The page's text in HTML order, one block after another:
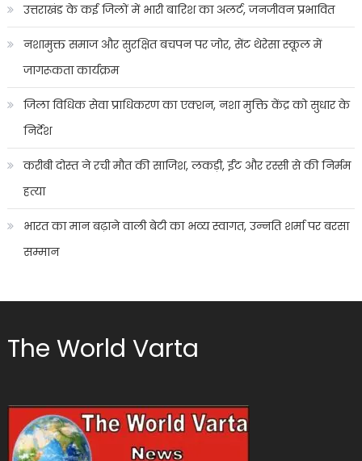
उत्तराखंड के कई जिलों में भारी बारिश का अलर्ट, जनजीवन प्रभावित
नशामुक्त समाज और सुरक्षित बचपन पर जोर, सेंट थेरेसा स्कूल में
जागरूकता कार्यक्रम
जिला विधिक सेवा प्राधिकरण का एक्शन, नशा मुक्ति केंद्र को सुधार के
निर्देश
करीबी दोस्त ने रची मौत की साजिश, लकड़ी, ईंट और रस्सी से की निर्मम
हत्या
भारत का मान बढ़ाने वाली बेटी का भव्य स्वागत, उन्नति शर्मा पर बरसा
सम्मान
The World Varta